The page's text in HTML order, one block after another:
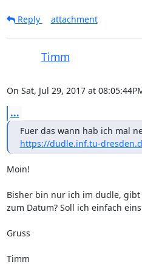
Reply
attachment
Timm
On Sat, Jul 29, 2017 at
...
https://dudle.inf.tu-
Moin!
Bisher bin nur ich im dudle, gibt
zum Datum? Soll ich einfach
Gruss
Timm